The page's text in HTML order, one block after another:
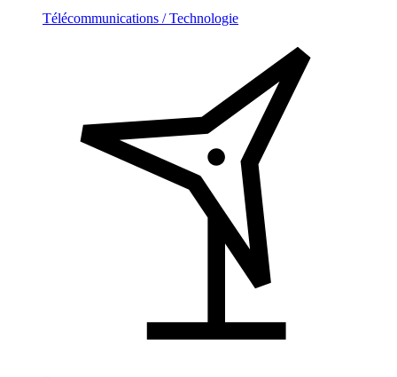
Télécommunications / Technologie